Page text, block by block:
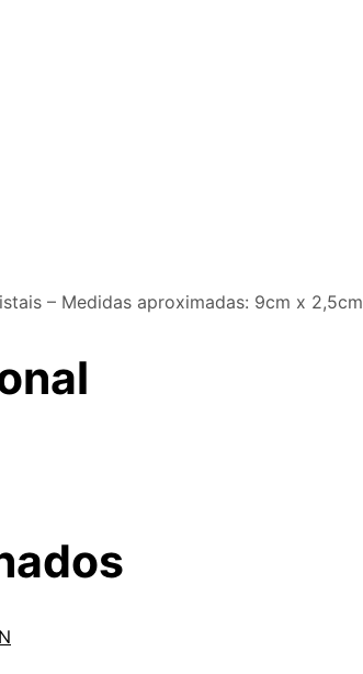
– Medidas aproximadas: 9cm x 2,5cm